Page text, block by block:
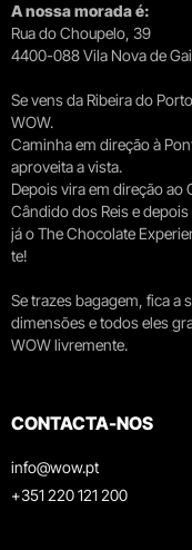
A nossa morada é:
Rua do Choupelo, 39
4400-088 Vila Nova de
Se vens da Ribeira do
WOW.
Caminha em direção à
aproveita a vista.
Depois vira em direção ao
Cândido dos Reis e
já o The Chocolate
te!
Se trazes bagagem, fica a
dimensões e todos eles
WOW livremente.
CONTACTA-NOS
info@wow.pt
+351 220 121 200